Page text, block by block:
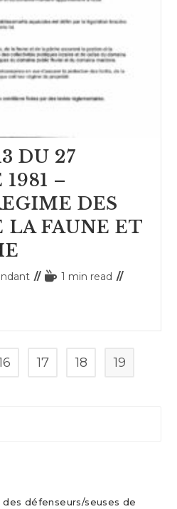
DU 27
–
DES
LA FAUNE ET
Temps1 min read
17 18 19
défenseurs/seuses de